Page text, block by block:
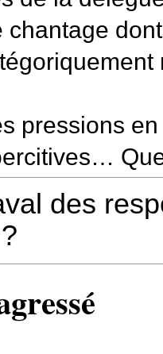
pressions
des